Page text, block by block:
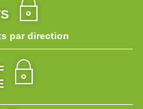
par direction